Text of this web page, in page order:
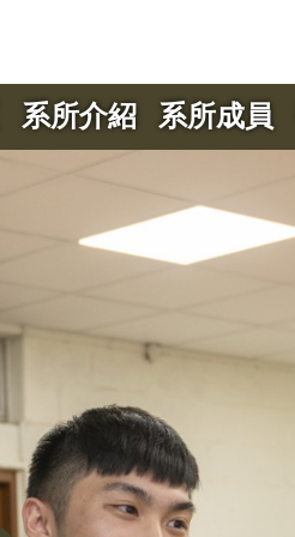
系所介紹 系所成員